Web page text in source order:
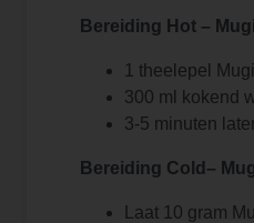
Bereiding Hot –
1 theelepel
300 ml kokend
3-5 minuten
Bereiding Cold–
Laat 10 gram